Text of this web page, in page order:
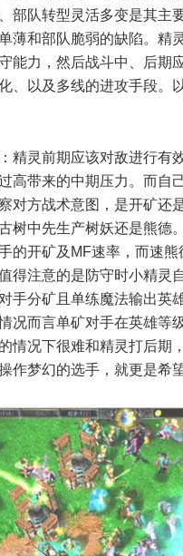
部队转型灵活多变是其主
薄和部队脆弱的缺陷。精
能力，然后战斗中、后期
、以及多线的进攻手段。
精灵前期应该对敌进行有
高带来的中期压力。而自
对方战术意图，是开矿还
树中先生产树妖还是熊德
的开矿及MF速率，而速
得注意的是防守时小精灵
手分矿且单练魔法输出英
况而言单矿对手在英雄等
情况下很难和精灵打后期
作梦幻的选手，就更是希